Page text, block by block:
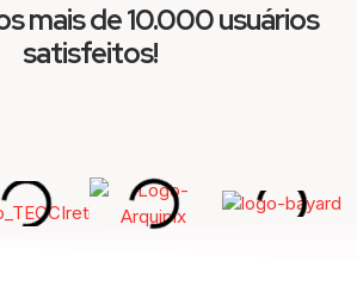
mais de 10.000 usuários
satisfeitos!